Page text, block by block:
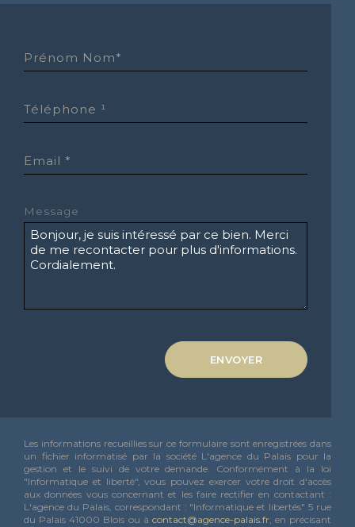
Prénom Nom*
Téléphone ¹
Email *
Message
ENVOYER
Les informations recueillies sur ce formulaire sont enregistrées dans
un fichier informatisé par la société L'agence du Palais pour la
gestion et le suivi de votre demande. Conformément à la loi
"Informatique et liberté", vous pouvez exercer votre droit d'accès
aux données vous concernant et les faire rectifier en contactant :
L'agence du Palais, correspondant : "Informatique et libertés" 5 rue
du Palais 41000 Blois ou à contact@agence-palais.fr, en précisant